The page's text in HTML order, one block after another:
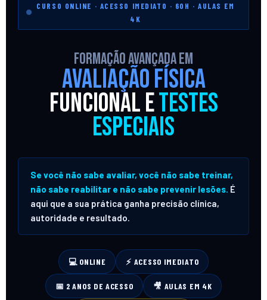
CURSO ONLINE · ACESSO IMEDIATO · 60H · AULAS EM
4K
Formação Avançada em
Avaliação Física
Funcional eTestes
Especiais
Se você não sabe avaliar, você não sabe treinar,
não sabe reabilitar e não sabe prevenir lesões. É
aqui que a sua prática ganha precisão clínica,
autoridade e resultado.
💻 ONLINE ⚡ ACESSO IMEDIATO
📅 2 ANOS DE ACESSO 🎥 AULAS EM 4K